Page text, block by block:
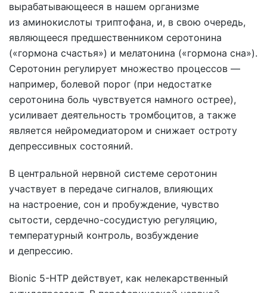
вырабатывающееся в нашем организме
из аминокислоты триптофана, и, в свою очередь,
являющееся предшественником серотонина
(«гормона счастья») и мелатонина («гормона сна»).
Серотонин регулирует множество процессов —
например, болевой порог (при недостатке
серотонина боль чувствуется намного острее),
усиливает деятельность тромбоцитов, а также
является нейромедиатором и снижает остроту
депрессивных состояний.
В центральной нервной системе серотонин
участвует в передаче сигналов, влияющих
на настроение, сон и пробуждение, чувство
сытости, сердечно-сосудистую регуляцию,
температурный контроль, возбуждение
и депрессию.
Bionic 5-HTP действует, как нелекарственный